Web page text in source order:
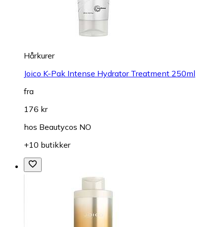
Hårkurer
Joico K-Pak Intense Hydrator Treatment 250ml
fra
176 kr
hos Beautycos NO
+10 butikker